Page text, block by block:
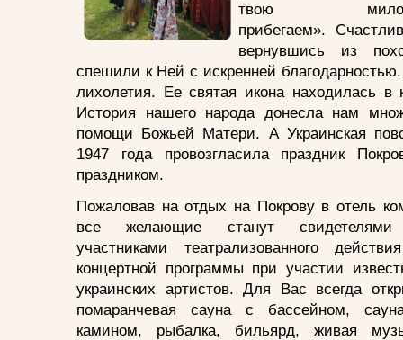
твою
прибегаем».
вернувшись из
спешили к Ней с искренней
лихолетия. Ее святая икона находилась в
История нашего народа донесла нам
помощи Божьей Матери. А Украинская
1947 года провозгласила праздник
праздником.
Пожаловав на отдых на Покрову в отель
все желающие станут
участниками театрализованного
концертной программы при участии
украинских артистов. Для Вас всегда
помаранчевая сауна с бассейном,
камином, рыбалка, бильярд, живая